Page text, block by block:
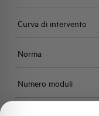
Curva di intervento
Norma
Numero moduli